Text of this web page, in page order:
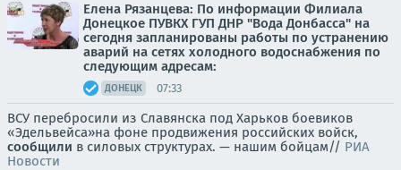
Елена Рязанцева: По информации Филиала
Донецкое ПУВКХ ГУП ДНР "Вода Донбасса" на
сегодня запланированы работы по устранению
аварий на сетях холодного водоснабжения по
следующим адресам:
ДОНЕЦК 07:33
ВСУ перебросили из Славянска под Харьков боевиков
«Эдельвейса»на фоне продвижения российских войск,
сообщили в силовых структурах. — нашим бойцам// РИА
Новости